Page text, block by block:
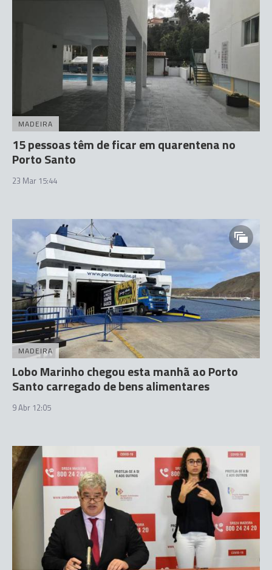
MADEIRA
15 pessoas têm de ficar em quarentena no
Porto Santo
23 Mar 15:44
MADEIRA
Lobo Marinho chegou esta manhã ao Porto
Santo carregado de bens alimentares
9 Abr 12:05